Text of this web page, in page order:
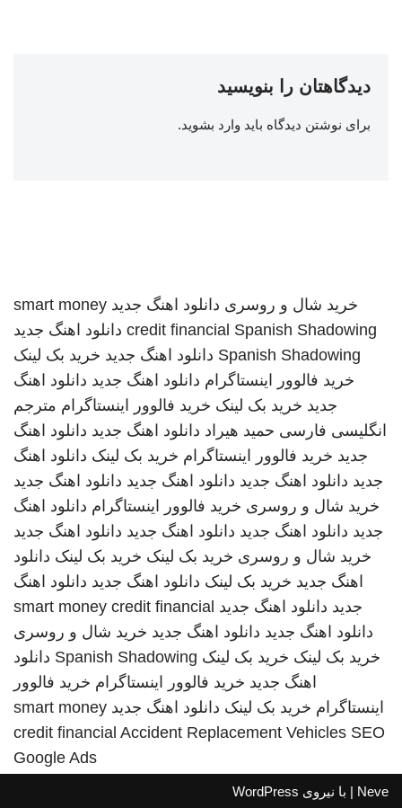
دیدگاهتان را بنویسید
برای نوشتن دیدگاه باید وارد بشوید.
خرید شال و روسری دانلود اهنگ جدید smart money
credit financial Spanish Shadowing
دانلود اهنگ جدید
Spanish Shadowing دانلود اهنگ جدید خرید بک لینک
خرید فالوور اینستاگرام دانلود اهنگ جدید دانلود اهنگ
جدید خرید بک لینک خرید فالوور اینستاگرام مترجم
انگلیسی فارسی حمید هیراد دانلود اهنگ جدید دانلود اهنگ
جدید خرید فالوور اینستاگرام خرید بک لینک دانلود اهنگ
جدید دانلود اهنگ جدید دانلود اهنگ جدید دانلود اهنگ جدید
خرید شال و روسری خرید فالوور اینستاگرام دانلود اهنگ
جدید دانلود اهنگ جدید دانلود اهنگ جدید دانلود اهنگ جدید
خرید شال و روسری خرید بک لینک خرید بک لینک دانلود
اهنگ جدید خرید بک لینک دانلود اهنگ جدید دانلود اهنگ
جدید دانلود اهنگ جدید smart money credit financial
دانلود اهنگ جدید دانلود اهنگ جدید خرید شال و روسری
خرید بک لینک خرید بک لینک Spanish Shadowing دانلود
اهنگ جدید خرید فالوور اینستاگرام خرید فالوور
اینستاگرام خرید بک لینک دانلود اهنگ جدید smart money
credit financial Accident Replacement Vehicles SEO
Google Ads
Neve | با نیروی WordPress